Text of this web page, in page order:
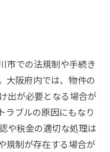
市での法規制や手続き
大阪府内では、物件の
出が必要となる場合が
ラブルの原因にもなり
や税金の適切な処理は
規制が存在する場合が